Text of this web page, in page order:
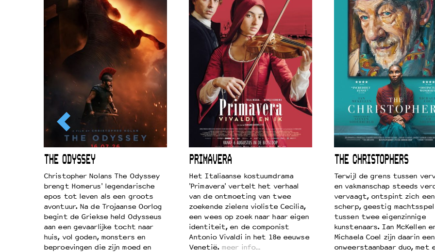
THE ODYSSEY
Christopher Nolans The Odyssey
brengt Homerus' legendarische
epos tot leven als een groots
avontuur. Na de Trojaanse Oorlog
begint de Griekse held Odysseus
aan een gevaarlijke tocht naar
huis, vol goden, monsters en
beproevingen die zijn moed en
PRIMAVERA
Het Italiaanse kostuumdrama
'Primavera' vertelt het verhaal
van de ontmoeting van twee
zoekende zielen: violiste Cecilia,
een wees op zoek naar haar eigen
identiteit, en de componist
Antonio Vivaldi in het 18e eeuwse
Venetië. meer info…
THE CHRISTOPHERS
Terwijl de grens tussen
en vakmanschap steeds
vervaagt, ontspint zich een
scherp, geestig machtsspel
tussen twee eigenzinnige
kunstenaars. Ian McKellen
Michaela Coel zijn daarin een
onweerstaanbaar duo, met